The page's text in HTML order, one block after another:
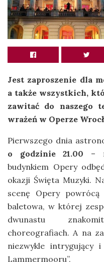
Jest zaproszenie dla
a także wszystkich,
zawitać do naszego
wrażeń w Operze
Pierwszego dnia
o godzinie 21.00 –
budynkiem Opery
okazji Święta Muzyki.
scenę Opery powrócą
baletowa, w której
dwunastu
choreografiach. A na
niezwykle intrygujący
Lammermooru”.